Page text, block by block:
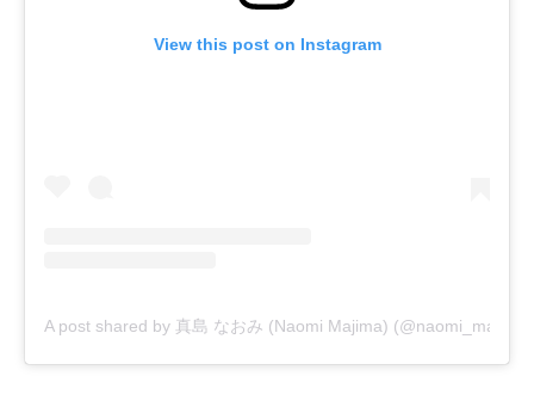
View this post on Instagram
A post shared by 真島 なおみ (Naomi Majima) (@naomi_majima)